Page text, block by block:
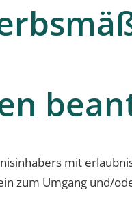
mit
zum Umgang und/